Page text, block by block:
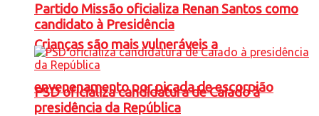
Crianças são mais vulneráveis a
envenenamento por picada de escorpião
Partido Missão oficializa Renan Santos como
candidato à Presidência
PSD oficializa candidatura de Caiado à
presidência da República